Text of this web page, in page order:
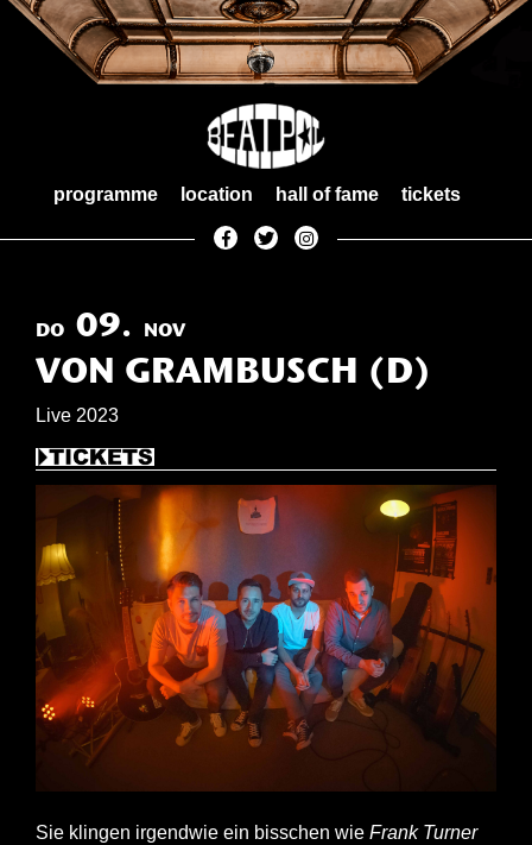
Skip
programme location hall of fame tickets
DO 09. NOV
VON GRAMBUSCH (D)
Live 2023
Sie klingen irgendwie ein bisschen wie Frank Turner